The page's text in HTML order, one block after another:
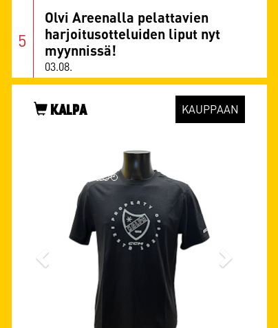
03.08.
Olvi Areenalla pelattavien
harjoitusotteluiden liput nyt
myynnissä!
KALPA KAUPPAAN